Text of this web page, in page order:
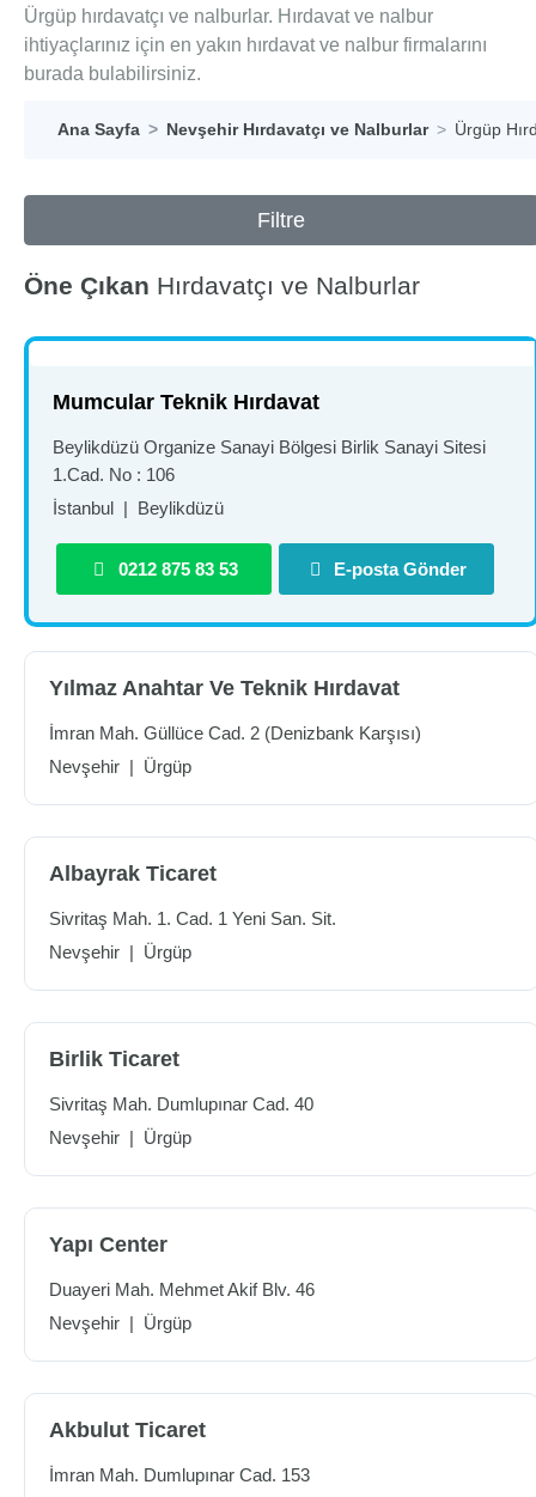
Ürgüp hırdavatçı ve nalburlar. Hırdavat ve nalbur
ihtiyaçlarınız için en yakın hırdavat ve nalbur firmalarını
burada bulabilirsiniz.
Ana Sayfa Nevşehir Hırdavatçı ve Nalburlar Ürgüp
Filtre
Öne Çıkan Hırdavatçı ve Nalburlar
Mumcular Teknik Hırdavat
Beylikdüzü Organize Sanayi Bölgesi Birlik Sanayi Sitesi
1.Cad. No : 106
İstanbul | Beylikdüzü
0212 875 83 53 E-posta Gönder
Yılmaz Anahtar Ve Teknik Hırdavat
İmran Mah. Güllüce Cad. 2 (Denizbank Karşısı)
Nevşehir | Ürgüp
Albayrak Ticaret
Sivritaş Mah. 1. Cad. 1 Yeni San. Sit.
Nevşehir | Ürgüp
Birlik Ticaret
Sivritaş Mah. Dumlupınar Cad. 40
Nevşehir | Ürgüp
Yapı Center
Duayeri Mah. Mehmet Akif Blv. 46
Nevşehir | Ürgüp
Akbulut Ticaret
İmran Mah. Dumlupınar Cad. 153